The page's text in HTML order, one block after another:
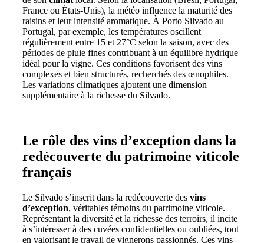
France ou États-Unis), la météo influence la maturité des
raisins et leur intensité aromatique. À Porto Silvado au
Portugal, par exemple, les températures oscillent
régulièrement entre 15 et 27°C selon la saison, avec des
périodes de pluie fines contribuant à un équilibre hydrique
idéal pour la vigne. Ces conditions favorisent des vins
complexes et bien structurés, recherchés des œnophiles.
Les variations climatiques ajoutent une dimension
supplémentaire à la richesse du Silvado.
Le rôle des vins d’exception dans la
redécouverte du patrimoine viticole
français
Le Silvado s’inscrit dans la redécouverte des vins
d’exception, véritables témoins du patrimoine viticole.
Représentant la diversité et la richesse des terroirs, il incite
à s’intéresser à des cuvées confidentielles ou oubliées, tout
en valorisant le travail de vignerons passionnés. Ces vins